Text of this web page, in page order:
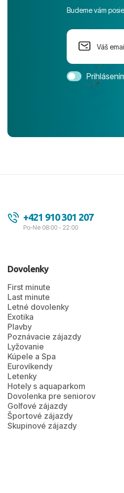
Budeme vám
+421 910 301 207
Po-Ne 08:00 - 22:00
Dovolenky
First minute
Last minute
Letné dovolenky
Exotika
Plavby
Poznávacie zájazdy
Lyžovanie
Kúpele a Spa
Eurovíkendy
Letenky
Hotely s aquaparkom
Dovolenka pre seniorov
Golfové zájazdy
Športové zájazdy
Skupinové zájazdy